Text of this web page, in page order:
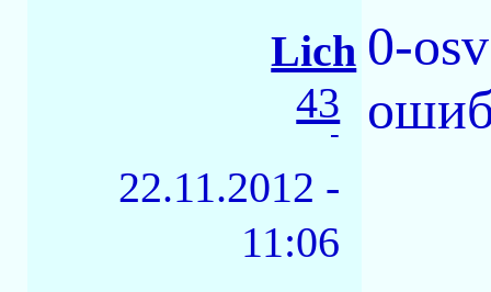
Lich
43
-
22.11.2012 -
11:06
0-